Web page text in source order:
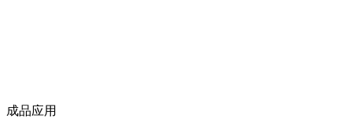
成品应用